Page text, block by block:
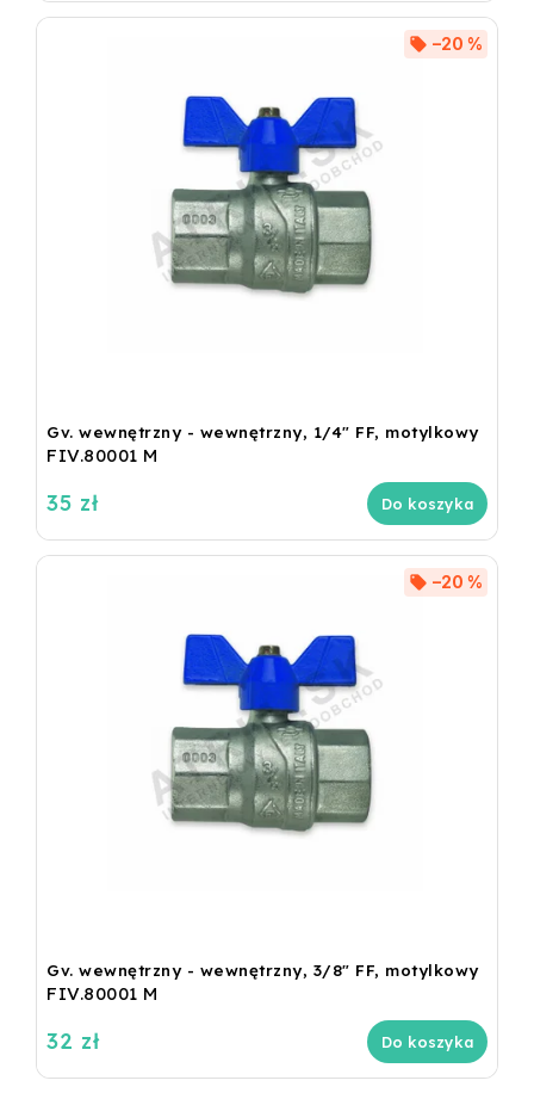
Gv. wewnętrzny - wewnętrzny, 1/4" FF, motylkowy
FIV.80001 M
–20 %
35 zł Do koszyka
Gv. wewnętrzny - wewnętrzny, 3/8" FF, motylkowy
FIV.80001 M
–20 %
32 zł Do koszyka